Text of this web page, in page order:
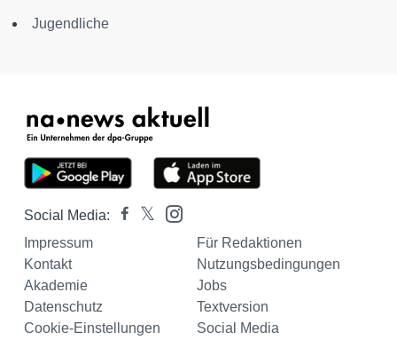
Jugendliche
Social Media:
Impressum
Für Redaktionen
Kontakt
Nutzungsbedingungen
Akademie
Jobs
Datenschutz
Textversion
Cookie-Einstellungen
Social Media